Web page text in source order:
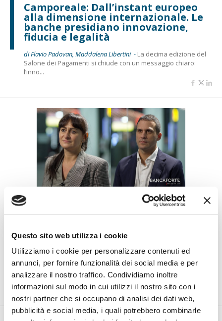
Questo sito web utilizza i cookie
Utilizziamo i cookie per personalizzare contenuti ed
annunci, per fornire funzionalità dei social media e per
analizzare il nostro traffico. Condividiamo inoltre
informazioni sul modo in cui utilizzi il nostro sito con i
nostri partner che si occupano di analisi dei dati web,
pubblicità e social media, i quali potrebbero combinarle
Camporeale: Dall’instant europeo
alla dimensione internazionale. Le
banche presidiano innovazione,
fiducia e legalità
di Flavio Padovan, Maddalena Libertini - La decima edizione del
Salone dei Pagamenti si chiude con un messaggio chiaro:
l’inno...
Boggiani (Hype) – Capucci
per pagamenti più semplici,
istantanei e interoperabili
di Flavio Padovan, Maddalena Libertini -Al Salone dei Pagamenti
2025 è stata annunciata la partnership tra Hype e Bancomat
ch...